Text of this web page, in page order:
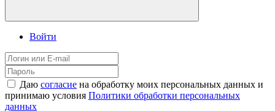
Войти
Даю согласие на обработку моих персональных данных и
принимаю условия Политики обработки персональных
данных